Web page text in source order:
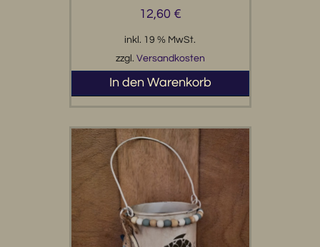
12,60 €
inkl. 19 % MwSt.
zzgl. Versandkosten
In den Warenkorb